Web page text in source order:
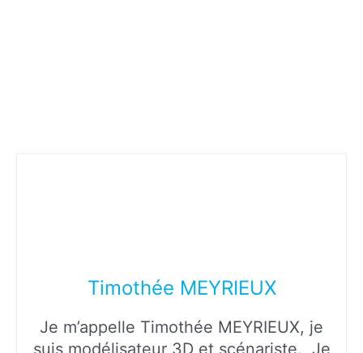
Timothée MEYRIEUX
Je m’appelle Timothée MEYRIEUX, je